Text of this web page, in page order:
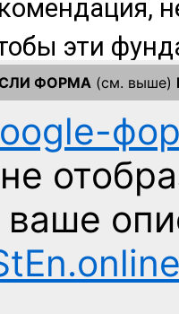
ФОРМА (см. выше)
не